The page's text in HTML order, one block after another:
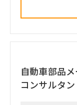
■ 担当いただく
身の企画検討」
単なる進捗管理
IT（AI）の両面
■ 具体的な業務内
富裕層向けセグ
自動車部品
コンサルタ